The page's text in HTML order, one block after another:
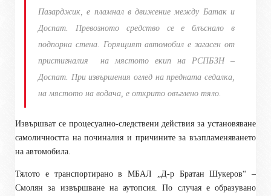
Пазарджик, е пламнал в движение между Батак и
Доспат. Превозното средство се е блъснало в
подпорна стена. Горящият автомобил е загасен от
пристигналия
на мястото екип на РСПБЗН –
Доспат. При извършения оглед на предната седалка,
на мястото на водача, е открито овъглено тяло.
Извършват се процесуално-следствени действия за установяване
самоличността на починалия и причините за възпламеняването
на автомобила.
Тялото е транспортирано в МБАЛ „Д-р Братан Шукеров“ –
Смолян за извършване на аутопсия. По случая е образувано